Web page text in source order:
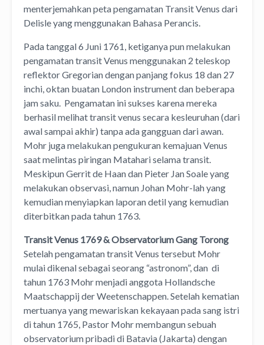
menterjemahkan peta pengamatan Transit Venus dari
Delisle yang menggunakan Bahasa Perancis.
Pada tanggal 6 Juni 1761, ketiganya pun melakukan
pengamatan transit Venus menggunakan 2 teleskop
reflektor Gregorian dengan panjang fokus 18 dan 27
inchi, oktan buatan London instrument dan beberapa
jam saku. Pengamatan ini sukses karena mereka
berhasil melihat transit venus secara kesleuruhan (dari
awal sampai akhir) tanpa ada gangguan dari awan.
Mohr juga melakukan pengukuran kemajuan Venus
saat melintas piringan Matahari selama transit.
Meskipun Gerrit de Haan dan Pieter Jan Soale yang
melakukan observasi, namun Johan Mohr-lah yang
kemudian menyiapkan laporan detil yang kemudian
diterbitkan pada tahun 1763.
Transit Venus 1769 & Observatorium Gang Torong
Setelah pengamatan transit Venus tersebut Mohr
mulai dikenal sebagai seorang “astronom”, dan di
tahun 1763 Mohr menjadi anggota Hollandsche
Maatschappij der Weetenschappen. Setelah kematian
mertuanya yang mewariskan kekayaan pada sang istri
di tahun 1765, Pastor Mohr membangun sebuah
observatorium pribadi di Batavia (Jakarta) dengan